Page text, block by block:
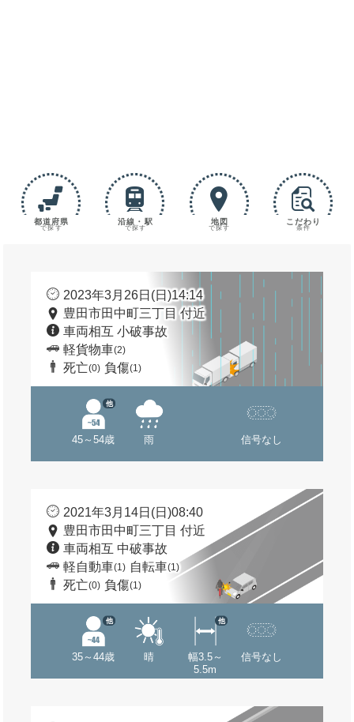
都道府県
で探す
沿線・駅
で探す
地図
で探す
こだわり
条件
2023年3月26日(日)14:14
豊田市田中町三丁目 付近
車両相互 小破事故
軽貨物車(2)
死亡(0) 負傷(1)
45～54歳
他
雨 信号なし
2021年3月14日(日)08:40
豊田市田中町三丁目 付近
車両相互 中破事故
軽自動車(1) 自転車(1)
死亡(0) 負傷(1)
35～44歳
他
晴
幅3.5～
5.5m
他
信号なし